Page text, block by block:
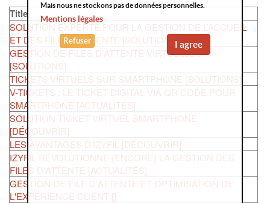
Title
SOLUTION EXPERTE POUR LA GESTION DE L’ACCUEIL
ET DES FILES D’ATTENTE [SOLUTIONS]
GESTION DE FILES D'ATTENTE VIRTUELLES
[SOLUTIONS]
TICKETS VIRTUELS SUR SMARTPHONE [SOLUTIONS]
V-TICKETS : LE TICKET DIGITAL VIA QR CODE POUR
SMARTPHONE [ACTUALITÉS]
SOLUTION TICKET VIRTUEL SMARTPHONE
[DÉCOUVRIR]
LES AVANTAGES D'IZYFIL [DÉCOUVRIR]
IZYFIL RÉVOLUTIONNE (ENCORE) LA GESTION DES
FILES D'ATTENTE [ACTUALITÉS]
GESTION DE FILE D'ATTENTE ET OPTIMISATION DE
L'EXPÉRIENCE CLIENT []
Mais nous ne stockons pas de données personnelles.
Mentions légales
I agree
Refuser